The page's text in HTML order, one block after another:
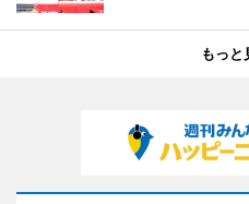
もっと